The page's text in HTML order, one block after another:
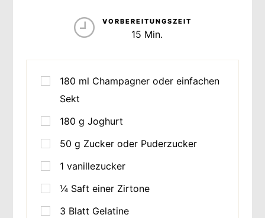
VORBEREITUNGSZEIT
15 Min.
180 ml Champagner oder einfachen
Sekt
180 g Joghurt
50 g Zucker oder Puderzucker
1 vanillezucker
¼ Saft einer Zirtone
3 Blatt Gelatine